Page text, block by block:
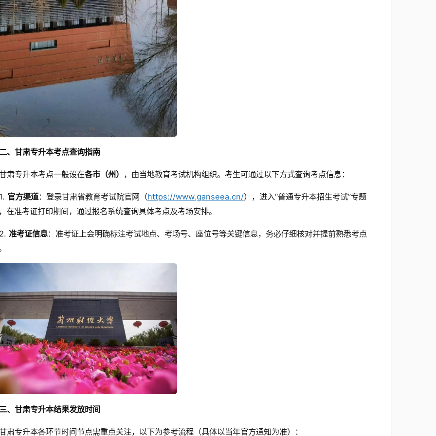
、甘肃专升本考点查询指南
肃专升本考点一般设在各市（州） ，由当地教育考试机构组织。考生可通过以下方式查询考点信息：
官方渠道：登录甘肃省教育考试院官网（https://www.ganseea.cn/），进入“普通专升本招生考试”专题
在准考证打印期间，通过报名系统查询具体考点及考场安排。
准考证信息：准考证上会明确标注考试地点、考场号、座位号等关键信息，务必仔细核对并提前熟悉考点
、甘肃专升本结果发放时间
肃专升本各环节时间节点需重点关注，以下为参考流程（具体以当年官方通知为准）：